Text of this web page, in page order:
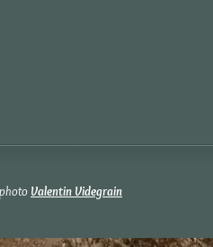
Valentin Videgrain